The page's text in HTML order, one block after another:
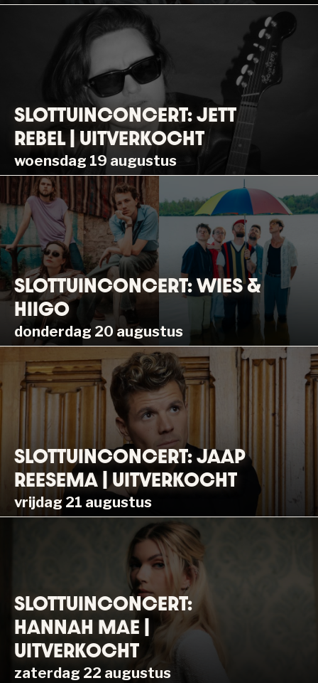
SLOTTUINCONCERT: JETT
REBEL | UITVERKOCHT
woensdag 19 augustus
SLOTTUINCONCERT: WIES &
HIIGO
donderdag 20 augustus
SLOTTUINCONCERT: JAAP
REESEMA | UITVERKOCHT
vrijdag 21 augustus
SLOTTUINCONCERT:
HANNAH MAE |
UITVERKOCHT
zaterdag 22 augustus